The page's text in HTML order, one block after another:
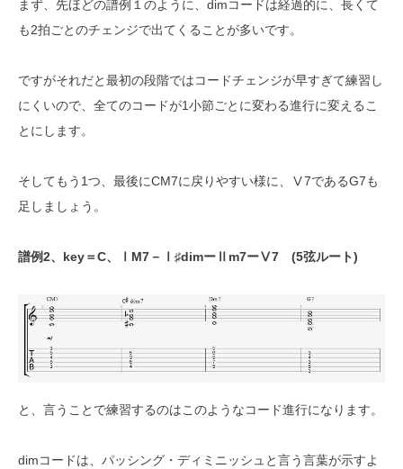
まず、先ほどの譜例１のように、dimコードは経過的に、長くて
も2拍ごとのチェンジで出てくることが多いです。
ですがそれだと最初の段階ではコードチェンジが早すぎて練習し
にくいので、全てのコードが1小節ごとに変わる進行に変えるこ
とにします。
そしてもう1つ、最後にCM7に戻りやすい様に、Ⅴ7であるG7も
足しましょう。
譜例2、key＝C、ⅠM7－Ⅰ♯dimーⅡm7ーⅤ7 (5弦ルート)
と、言うことで練習するのはこのようなコード進行になります。
dimコードは、パッシング・ディミニッシュと言う言葉が示すよ